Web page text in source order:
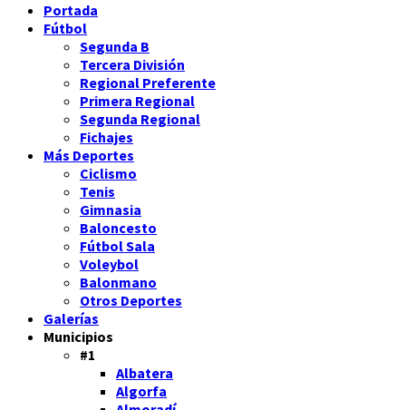
Portada
Fútbol
Segunda B
Tercera División
Regional Preferente
Primera Regional
Segunda Regional
Fichajes
Más Deportes
Ciclismo
Tenis
Gimnasia
Baloncesto
Fútbol Sala
Voleybol
Balonmano
Otros Deportes
Galerías
Municipios
#1
Albatera
Algorfa